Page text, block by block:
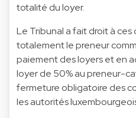
totalité du loyer.
Le Tribunal a fait droit à
totalement le preneur
paiement des loyers et en
loyer de 50% au preneur-
fermeture obligatoire des
les autorités